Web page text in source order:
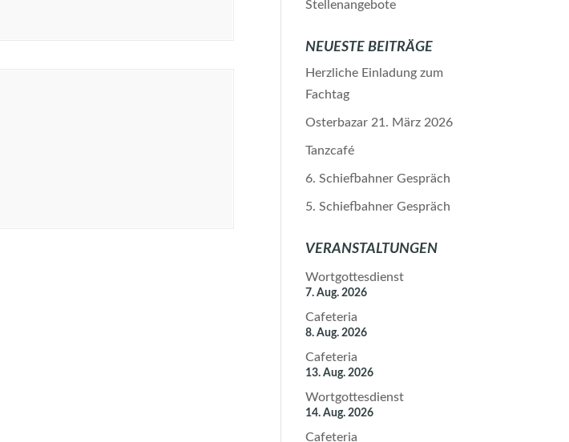
Stellenangebote
NEUESTE BEITRÄGE
Herzliche Einladung zum
Fachtag
Osterbazar 21. März 2026
Tanzcafé
6. Schiefbahner Gespräch
5. Schiefbahner Gespräch
VERANSTALTUNGEN
Wortgottesdienst
7. Aug. 2026
Cafeteria
8. Aug. 2026
Cafeteria
13. Aug. 2026
Wortgottesdienst
14. Aug. 2026
Cafeteria